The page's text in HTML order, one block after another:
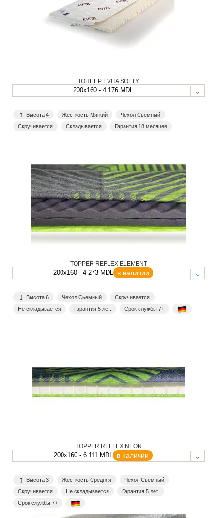
ТОППЕР EVITA SOFTY
200x160 - 4 176 MDL
Высота 4 Жесткость Мягкий
Чехол Сьемный
Скручивается
Складывается Гарантия 18 месяцев
TOPPER REFLEX ELEMENT
200x160 - 4 273 MDL в наличии
Высота 6 Чехол Сьемный
Скручивается
Не складывается
Гарантия 5 лет. Срок службы 7+
TOPPER REFLEX NEON
200x160 - 6 111 MDL в наличии
Высота 3 Жесткость Средняя
Чехол Сьемный
Скручивается
Не складывается
Гарантия 5 лет.
Срок службы 7+